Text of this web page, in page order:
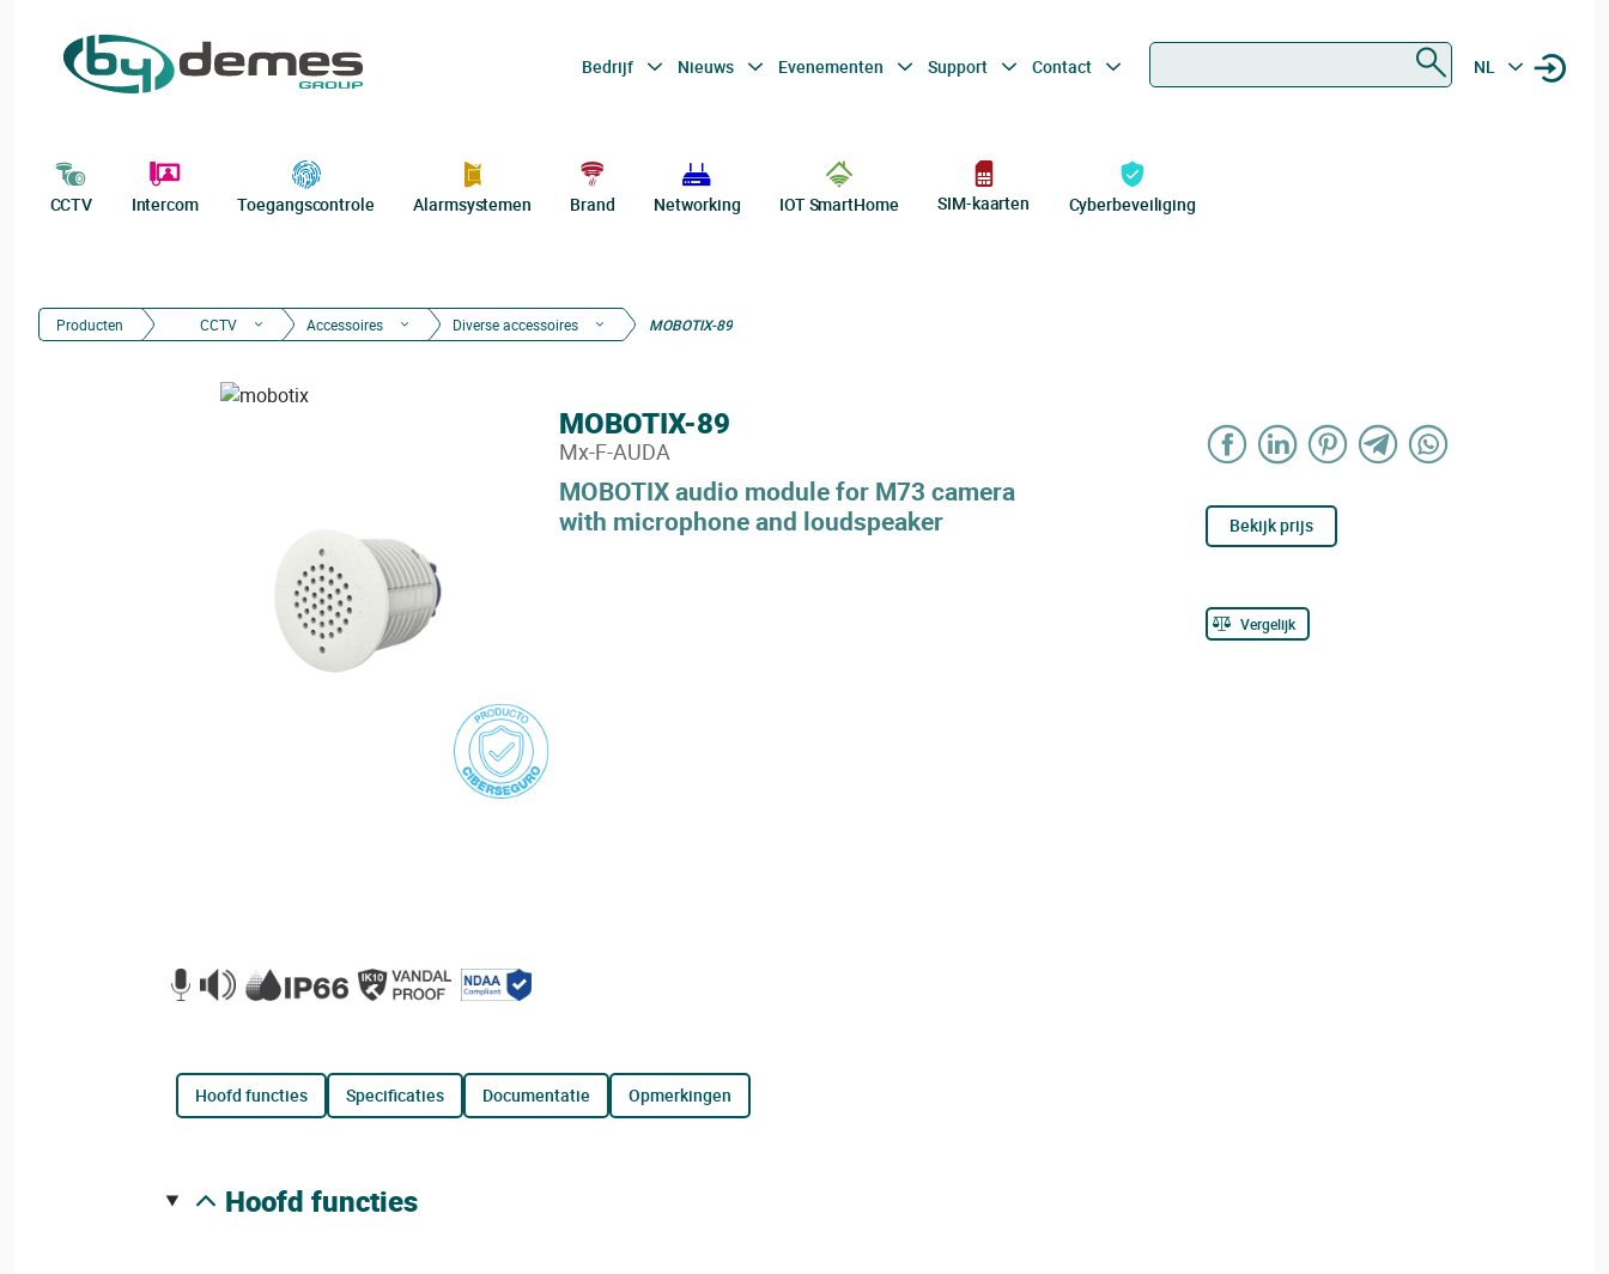
Bedrijf Nieuws Evenementen Support Contact NL
CCTV Intercom Toegangscontrole Alarmsystemen Brand Networking IOT SmartHome SIM-kaarten Cyberbeveiliging
Producten CCTV Accessoires Diverse accessoires MOBOTIX-89
MOBOTIX audio module for M73 camera
with microphone and loudspeaker
MOBOTIX-89
Mx-F-AUDA
Bekijk prijs
Vergelijk
hoofd functies specificaties documentatie opmerkingen
hoofd functies